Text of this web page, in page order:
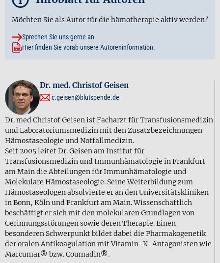
Möchten Sie als Autor für die hämotherapie aktiv werden?
Sprechen Sie uns gerne an
Hier finden Sie vorab unsere Autoreninformation.
Dr. med. Christof Geisen
c.geisen@blutspende.de
Dr. med Christof Geisen ist Facharzt für Transfusionsmedizin
und Laboratoriumsmedizin mit den Zusatzbezeichnungen
Hämostaseologie und Notfallmedizin.
Seit 2005 leitet Dr. Geisen am Institut für
Transfusionsmedizin und Immunhämatologie in Frankfurt
am Main die Abteilungen für Immunhämatologie und
Molekulare Hämostaseologie. Seine Weiterbildung zum
Hämostaseologen absolvierte er an den Universitätskliniken
in Bonn, Köln und Frankfurt am Main. Wissenschaftlich
beschäftigt er sich mit den molekularen Grundlagen von
Gerinnungsstörungen sowie deren Therapie. Einen
besonderen Schwerpunkt bildet dabei die Pharmakogenetik
der oralen Antikoagulation mit Vitamin-K-Antagonisten wie
Marcumar® bzw. Coumadin®.